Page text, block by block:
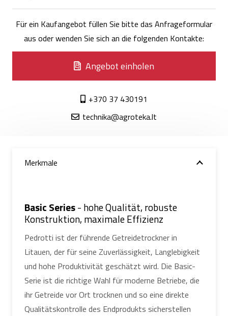
Für ein Kaufangebot füllen Sie bitte das Anfrageformular
aus oder wenden Sie sich an die folgenden Kontakte:
Angebot einholen
+370 37 430191
technika@agroteka.lt
Merkmale
Basic Series- hohe Qualität, robuste
Konstruktion, maximale Effizienz
Pedrotti ist der führende Getreidetrockner in
Litauen, der für seine Zuverlässigkeit, Langlebigkeit
und hohe Produktivität geschätzt wird. Die Basic-
Serie ist die richtige Wahl für moderne Betriebe, die
ihr Getreide vor Ort trocknen und so eine direkte
Qualitätskontrolle des Endprodukts sicherstellen